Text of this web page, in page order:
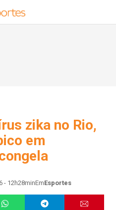
zika no Rio,
em
- 12h28minEmEsportes